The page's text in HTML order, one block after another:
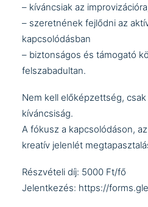
– kíváncsiak az
– szeretnének fejlődni az
kapcsolódásban
– biztonságos és támogató
felszabadultan.
Nem kell előképzettség,
kíváncsiság.
A fókusz a kapcsolódáson,
kreatív jelenlét
Részvételi díj: 5000 Ft/fő
Jelentkezés: https://